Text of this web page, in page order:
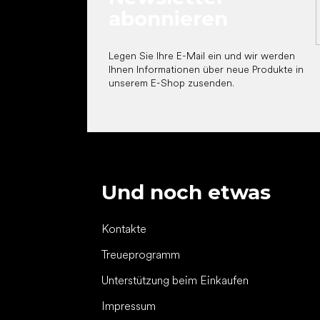
Legen Sie Ihre E-Mail ein und wir werden
Ihnen Informationen über neue Produkte in
unserem E-Shop zusenden.
Und noch etwas
Kontakte
Treueprogramm
Unterstützung beim Einkaufen
Impressum